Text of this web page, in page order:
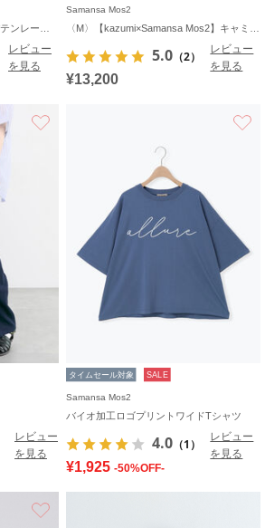
レビュー
を見る
Samansa Mos2
5.0 （2）
レビュー
を見る
¥13,200
レビュー
を見る
タイムセール対象 SALE
Samansa Mos2
バイオ加工ロゴプリントワイドTシャツ
4.0 （1）
レビュー
を見る
¥1,925 -50%OFF-